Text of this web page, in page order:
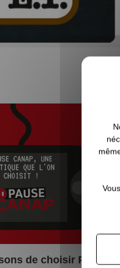
de choisir Pause